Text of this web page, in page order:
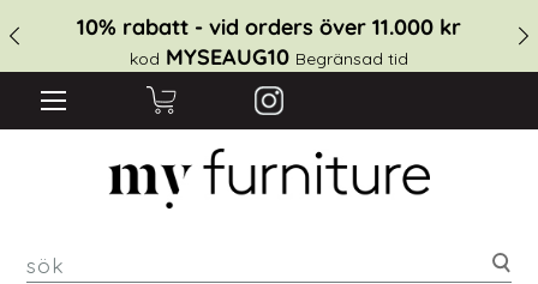
10% rabatt - vid orders över 11.000 kr
kod MYSEAUG10 Begränsad tid